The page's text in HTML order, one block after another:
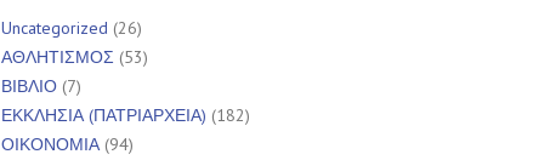
Uncategorized (26)
ΑΘΛΗΤΙΣΜΟΣ (53)
ΒΙΒΛΙΟ (7)
ΕΚΚΛΗΣΙΑ (ΠΑΤΡΙΑΡΧΕΙΑ) (182)
ΟΙΚΟΝΟΜΙΑ(94)